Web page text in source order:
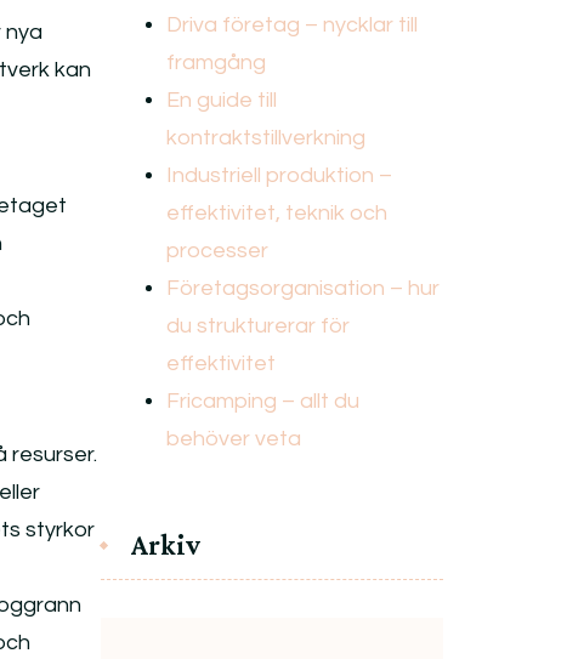
nya
kan
resurser.
styrkor
Driva företag – nycklar till
framgång
En guide till
kontraktstillverkning
Industriell produktion –
effektivitet, teknik och
processer
Företagsorganisation – hur
du strukturerar för
effektivitet
Fricamping – allt du
behöver veta
Arkiv